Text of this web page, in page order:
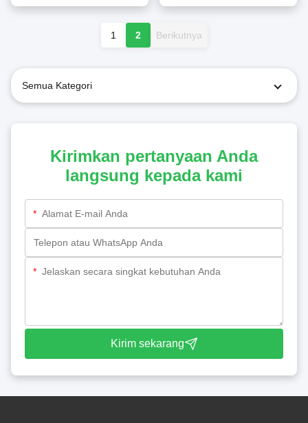
1 2 Berikutnya
Semua Kategori
Kirimkan pertanyaan Anda
langsung kepada kami
*
*
Kirim sekarang